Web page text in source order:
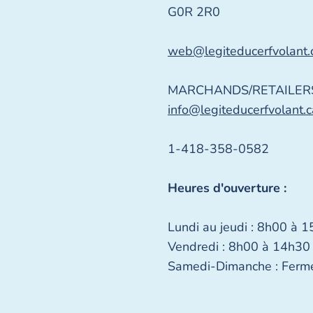
G0R 2R0
MARCHANDS/
1-418-358-0582
Heures d'ouverture :
Lundi au jeudi : 8h00 à
Vendredi : 8h00 à 14h30
Samedi-Dimanche :